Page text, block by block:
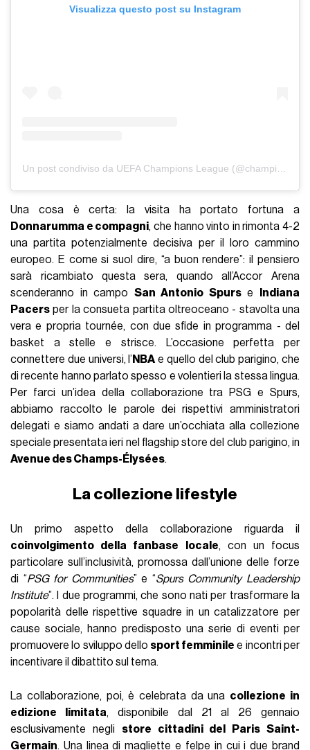
Visualizza questo post su Instagram
Un post condiviso da UEFA Champions League (@championsleague)
Una cosa è certa: la visita ha portato fortuna a
Donnarumma e compagni, che hanno vinto in rimonta 4-2
una partita potenzialmente decisiva per il loro cammino
europeo. E come si suol dire, “a buon rendere”: il pensiero
sarà ricambiato questa sera, quando all’Accor Arena
scenderanno in campo San Antonio Spurse
Indiana
Pacers per la consueta partita oltreoceano - stavolta una
vera e propria tournée, con due sfide in programma - del
basket a stelle e strisce. L’occasione perfetta per
connettere due universi, l’ NBA e quello del club parigino, che
di recente hanno parlato spesso e volentieri la stessa lingua.
Per farci un’idea della collaborazione tra PSG e Spurs,
abbiamo raccolto le parole dei rispettivi amministratori
delegati e siamo andati a dare un’occhiata alla collezione
speciale presentata ieri nel flagship store del club parigino, in
Avenue des Champs-Élysées.
La collezione lifestyle
Un primo aspetto della collaborazione riguarda il
coinvolgimento della fanbase locale, con un focus
particolare sull’inclusività, promossa dall’unione delle forze
di “PSG for Communities” e “Spurs Community Leadership
Institute”. I due programmi, che sono nati per trasformare la
popolarità delle rispettive squadre in un catalizzatore per
cause sociale, hanno predisposto una serie di eventi per
promuovere lo sviluppo dello sport femminile e incontri per
incentivare il dibattito sul tema.
La collaborazione, poi, è celebrata da una collezione in
edizione limitata, disponibile dal 21 al 26 gennaio
esclusivamente negli store cittadini del Paris Saint-
Germain. Una linea di magliette e felpe in cui i due brand